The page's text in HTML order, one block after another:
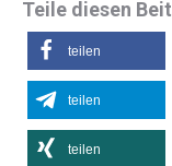
Teile diesen
teilen
teilen
teilen